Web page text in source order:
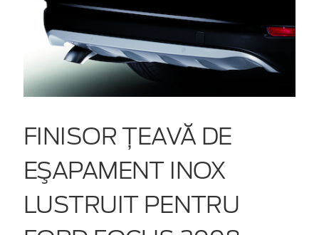
FINISOR ŢEAVĂ DE
EŞAPAMENT INOX
LUSTRUIT PENTRU